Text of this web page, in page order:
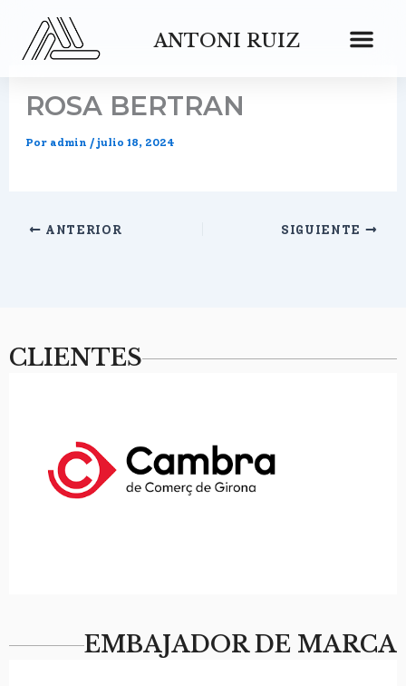
contenido
ANTONI RUIZ
ROSA BERTRAN
Por admin / julio 18, 2024
ANTERIOR SIGUIENTE
CLIENTES
EMBAJADOR DE MARCA